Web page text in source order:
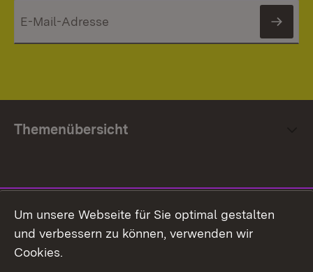
Themenübersicht
Facebook
Um unsere Webseite für Sie optimal gestalten
und verbessern zu können, verwenden wir
Cookies.